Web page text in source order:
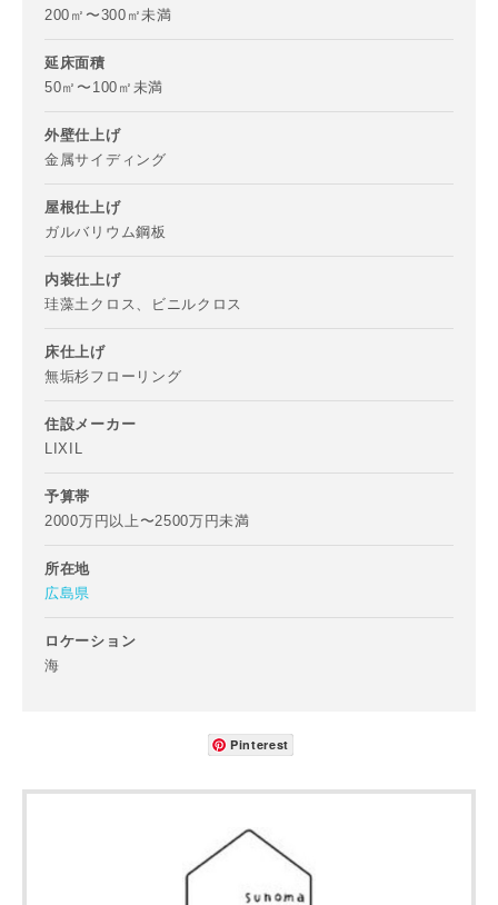
200㎡〜300㎡未満
延床面積
50㎡〜100㎡未満
外壁仕上げ
金属サイディング
屋根仕上げ
ガルバリウム鋼板
内装仕上げ
珪藻土クロス、ビニルクロス
床仕上げ
無垢杉フローリング
住設メーカー
LIXIL
予算帯
2000万円以上〜2500万円未満
所在地
広島県
ロケーション
海
Pinterest
お名前
メールアドレス
ご住所
-
都道府県
市区町村